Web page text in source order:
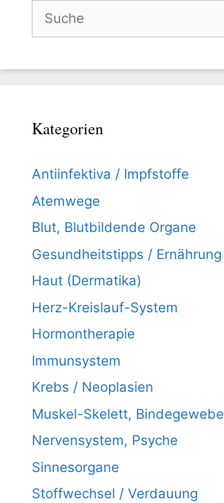
Suchen
Kategorien
Antiinfektiva / Impfstoffe
Atemwege
Blut, Blutbildende Organe
Gesundheitstipps / Ernährung
Haut (Dermatika)
Herz-Kreislauf-System
Hormontherapie
Immunsystem
Krebs / Neoplasien
Muskel-Skelett, Bindegewebe
Nervensystem, Psyche
Sinnesorgane
Stoffwechsel / Verdauung